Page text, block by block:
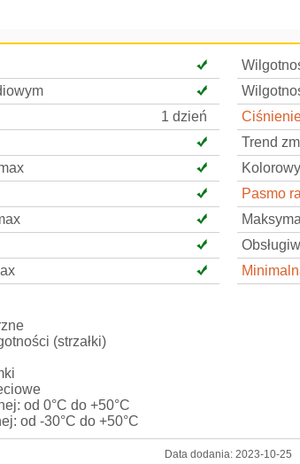
1 dzień
Trend
Pasmo
(strzałki)
od 0°C do +50°C
od -30°C do +50°C
Data dodania: 2023-10-25